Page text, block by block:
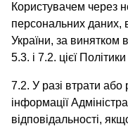
Користувачем через
персональних даних,
України, за винятком
5.3. і 7.2. цієї
7.2. У разі втрати або
інформації
відповідальності,